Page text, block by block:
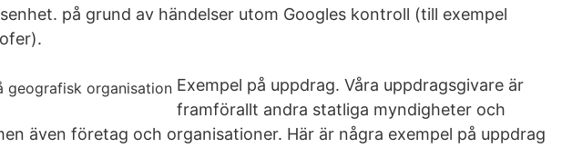
på grund av händelser utom Googles kontroll (till exempel
Exempel på uppdrag. Våra uppdragsgivare är
framförallt andra statliga myndigheter och
även företag och organisationer. Här är några exempel på uppdrag